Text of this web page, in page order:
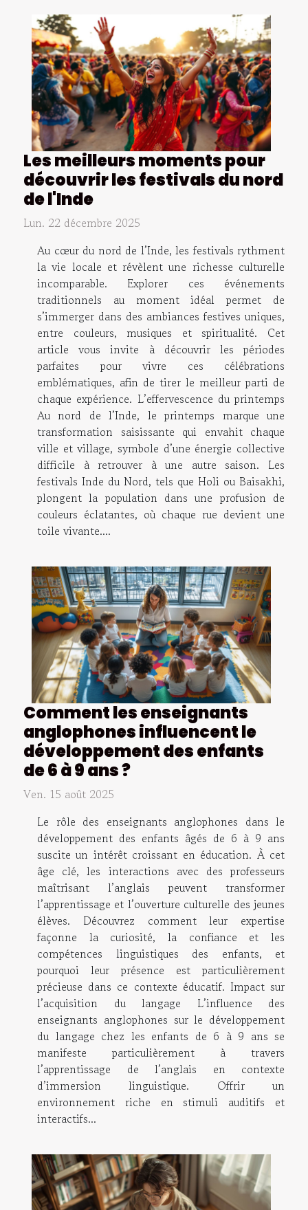
Les meilleurs moments pour
découvrir les festivals du nord
de l'Inde
Lun. 22 décembre 2025
Au cœur du nord de l’Inde, les festivals rythment
la vie locale et révèlent une richesse culturelle
incomparable. Explorer ces événements
traditionnels au moment idéal permet de
s’immerger dans des ambiances festives uniques,
entre couleurs, musiques et spiritualité. Cet
article vous invite à découvrir les périodes
parfaites pour vivre ces célébrations
emblématiques, afin de tirer le meilleur parti de
chaque expérience. L’effervescence du printemps
Au nord de l’Inde, le printemps marque une
transformation saisissante qui envahit chaque
ville et village, symbole d’une énergie collective
difficile à retrouver à une autre saison. Les
festivals Inde du Nord, tels que Holi ou Baisakhi,
plongent la population dans une profusion de
couleurs éclatantes, où chaque rue devient une
toile vivante....
Comment les enseignants
anglophones influencent le
développement des enfants
de 6 à 9 ans ?
Ven. 15 août 2025
Le rôle des enseignants anglophones dans le
développement des enfants âgés de 6 à 9 ans
suscite un intérêt croissant en éducation. À cet
âge clé, les interactions avec des professeurs
maîtrisant l’anglais peuvent transformer
l’apprentissage et l’ouverture culturelle des jeunes
élèves. Découvrez comment leur expertise
façonne la curiosité, la confiance et les
compétences linguistiques des enfants, et
pourquoi leur présence est particulièrement
précieuse dans ce contexte éducatif. Impact sur
l’acquisition du langage L’influence des
enseignants anglophones sur le développement
du langage chez les enfants de 6 à 9 ans se
manifeste particulièrement à travers
l’apprentissage de l’anglais en contexte
d’immersion linguistique. Offrir un
environnement riche en stimuli auditifs et
interactifs...